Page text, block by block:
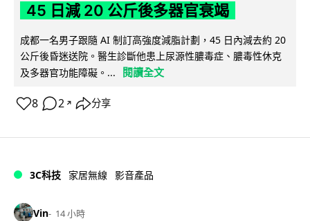
45 日減 20 公斤後多器官衰竭
成都一名男子跟隨 AI 制訂高強度減脂計劃，45 日內減去約 20
公斤後昏迷送院。醫生診斷他患上尿源性膿毒症、膿毒性休克
及多器官功能障礙。...
閱讀全文
8 2 ↗ 分享
3C科技 家居無線 影音產品
Vin 14 小時